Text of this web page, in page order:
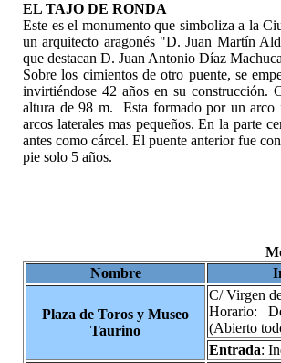
EL TAJO DE RONDA
Este es el monumento que simboliza a la
un arquitecto aragonés "D. Juan Martín
que destacan D. Juan Antonio Díaz
Sobre los cimientos de otro puente, se
invirtiéndose 42 años en su construcción.
altura de98 m. Esta formado por un arco
arcos laterales mas pequeños. En la parte
antes como cárcel. El puente anterior fue
pie solo 5 años.
Nombre
Plaza de Toros y Museo
Taurino
C/ Virgen
Horario:
(Abierto
Entrada: